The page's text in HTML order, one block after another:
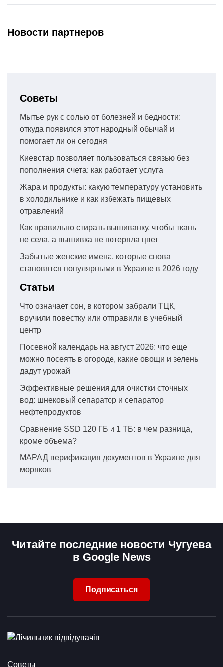
Новости партнеров
Советы
Мытье рук с солью от болезней и бедности:
откуда появился этот народный обычай и
помогает ли он сегодня
Киевстар позволяет пользоваться связью без
пополнения счета: как работает услуга
Жара и продукты: какую температуру установить
в холодильнике и как избежать пищевых
отравлений
Как правильно стирать вышиванку, чтобы ткань
не села, а вышивка не потеряла цвет
Забытые женские имена, которые снова
становятся популярными в Украине в 2026 году
Статьи
Что означает сон, в котором забрали ТЦК,
вручили повестку или отправили в учебный
центр
Посевной календарь на август 2026: что еще
можно посеять в огороде, какие овощи и зелень
дадут урожай
Эффективные решения для очистки сточных
вод: шнековый сепаратор и сепаратор
нефтепродуктов
Сравнение SSD 120 ГБ и 1 ТБ: в чем разница,
кроме объема?
МАРАД верификация документов в Украине для
моряков
Читайте последние новости Чугуева
в Google News
Подписаться
Советы